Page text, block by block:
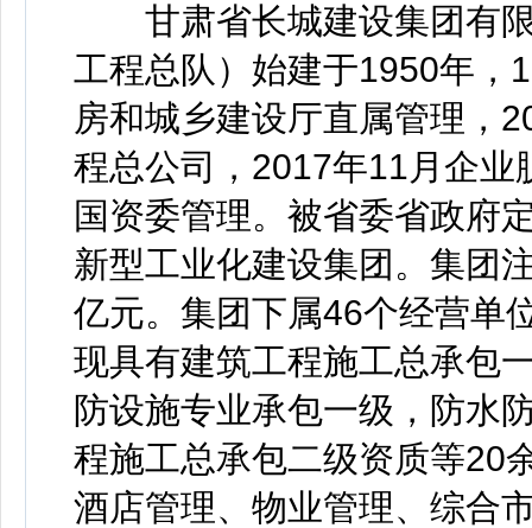
甘肃省长城建设集团有限
工程总队）始建于1950年，
房和城乡建设厅直属管理，
程总公司，2017年11月企业
国资委管理。被省委省政府
新型工业化建设集团。集团
亿元。集团下属46个经营单
现具有建筑工程施工总承包
防设施专业承包一级，防水
程施工总承包二级资质等20
酒店管理、物业管理、综合